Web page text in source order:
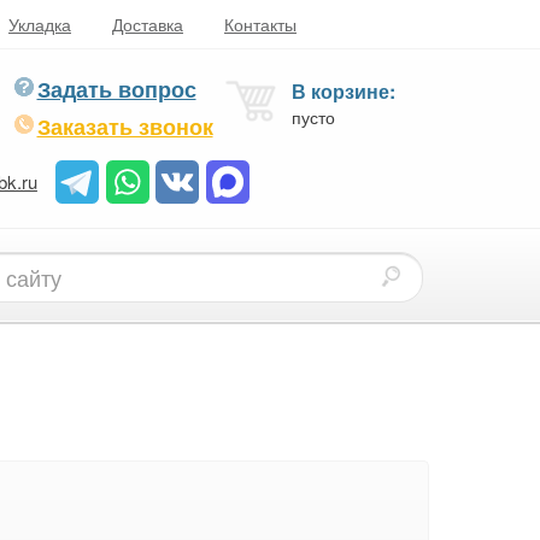
Укладка Доставка Контакты
Задать вопрос
Заказать звонок
В корзине:
пусто